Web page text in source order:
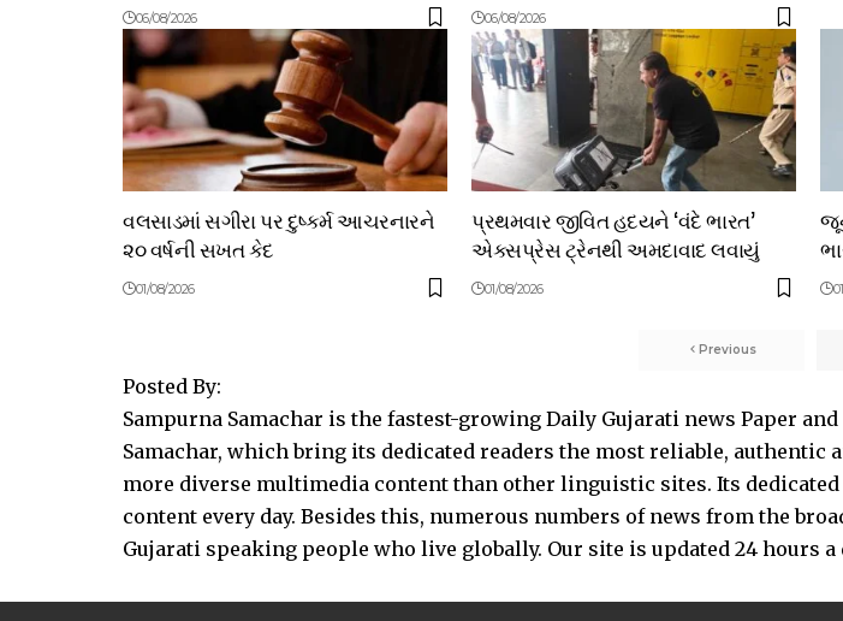
06/08/2026 06/08/2026
વલસાડમાં સગીરા પર દુષ્કર્મ આચરનારને
૨૦ વર્ષની સખત કેદ
01/08/2026
પ્રથમવાર જીવિત હદયને ‘વંદે ભારત’
એક્સપ્રેસ ટ્રેનથી અમદાવાદ લવાયું
01/08/2026
Previous
Posted By:
Sampurna Samachar is the fastest-growing Daily Gujarati news Paper
Samachar, which bring its dedicated readers the most reliable, authentic
more diverse multimedia content than other linguistic sites. Its
content every day. Besides this, numerous numbers of news from the
Gujarati speaking people who live globally. Our site is updated 24 hours